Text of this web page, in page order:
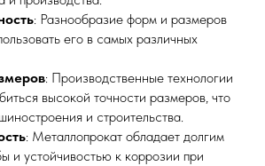
: Разнообразие форм и размеров
его в самых различных
: Производственные технологии
высокой точности размеров, что
и строительства.
: Металлопрокат обладает долгим
и устойчивостью к коррозии при